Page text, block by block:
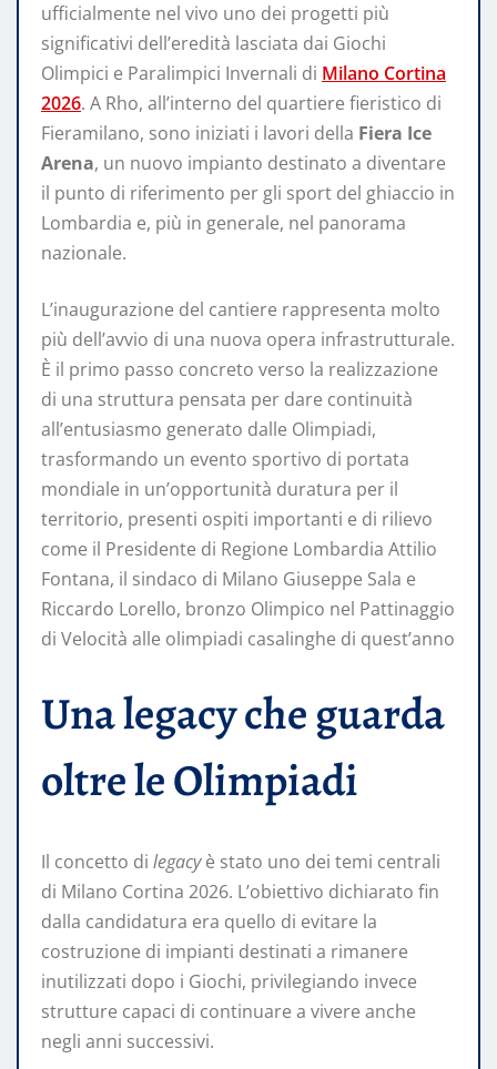
ufficialmente nel vivo uno dei progetti più
significativi dell’eredità lasciata dai Giochi
Olimpici e Paralimpici Invernali di Milano Cortina
2026. A Rho, all’interno del quartiere fieristico di
Fieramilano, sono iniziati i lavori della Fiera Ice
Arena, un nuovo impianto destinato a diventare
il punto di riferimento per gli sport del ghiaccio in
Lombardia e, più in generale, nel panorama
nazionale.
L’inaugurazione del cantiere rappresenta molto
più dell’avvio di una nuova opera infrastrutturale.
È il primo passo concreto verso la realizzazione
di una struttura pensata per dare continuità
all’entusiasmo generato dalle Olimpiadi,
trasformando un evento sportivo di portata
mondiale in un’opportunità duratura per il
territorio, presenti ospiti importanti e di rilievo
come il Presidente di Regione Lombardia Attilio
Fontana, il sindaco di Milano Giuseppe Sala e
Riccardo Lorello, bronzo Olimpico nel Pattinaggio
di Velocità alle olimpiadi casalinghe di quest’anno
Una legacy che guarda
oltre le Olimpiadi
Il concetto di legacyè stato uno dei temi centrali
di Milano Cortina 2026. L’obiettivo dichiarato fin
dalla candidatura era quello di evitare la
costruzione di impianti destinati a rimanere
inutilizzati dopo i Giochi, privilegiando invece
strutture capaci di continuare a vivere anche
negli anni successivi.